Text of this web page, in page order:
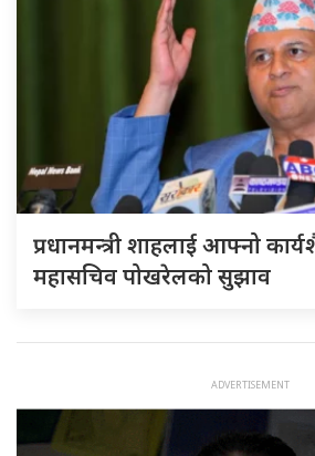
प्रधानमन्त्री शाहलाई आफ्नो
महासचिव पोखरेलको सुझाव